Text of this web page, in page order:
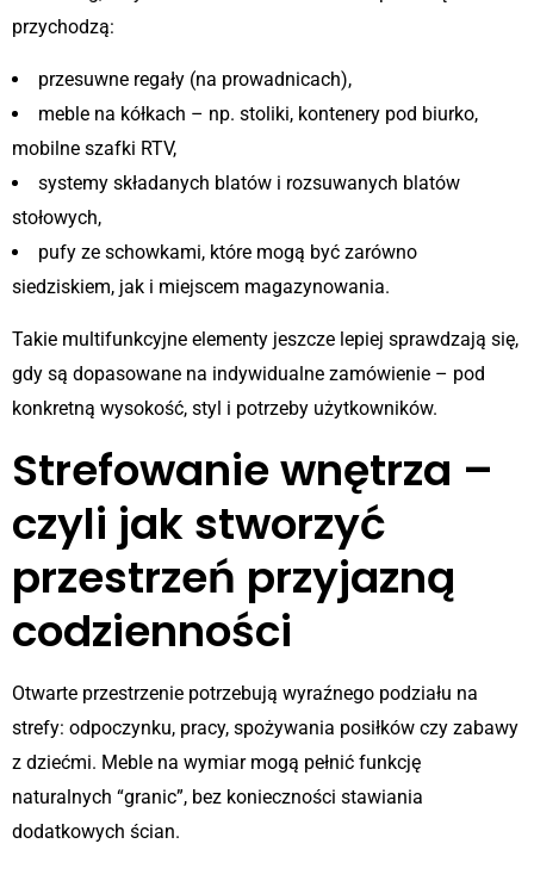
przychodzą:
przesuwne regały (na prowadnicach),
meble na kółkach – np. stoliki, kontenery pod biurko,
mobilne szafki RTV,
systemy składanych blatów i rozsuwanych blatów
stołowych,
pufy ze schowkami, które mogą być zarówno
siedziskiem, jak i miejscem magazynowania.
Takie multifunkcyjne elementy jeszcze lepiej sprawdzają się,
gdy są dopasowane na indywidualne zamówienie – pod
konkretną wysokość, styl i potrzeby użytkowników.
Strefowanie wnętrza –
czyli jak stworzyć
przestrzeń przyjazną
codzienności
Otwarte przestrzenie potrzebują wyraźnego podziału na
strefy: odpoczynku, pracy, spożywania posiłków czy zabawy
z dziećmi. Meble na wymiar mogą pełnić funkcję
naturalnych “granic”, bez konieczności stawiania
dodatkowych ścian.